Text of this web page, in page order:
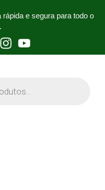
e segura para todo o